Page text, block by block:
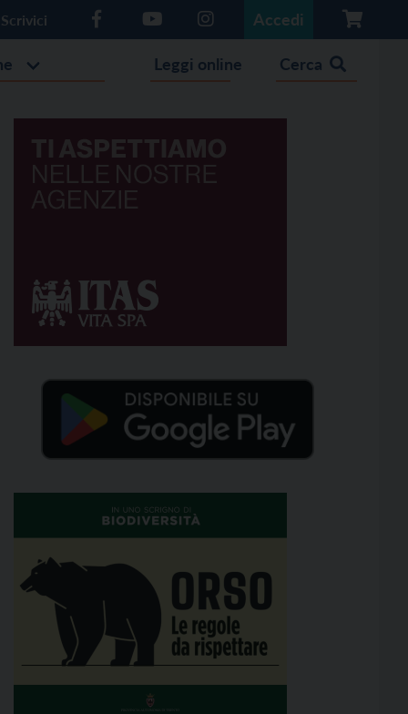
Scrivici Accedi
Leggi online Cerca